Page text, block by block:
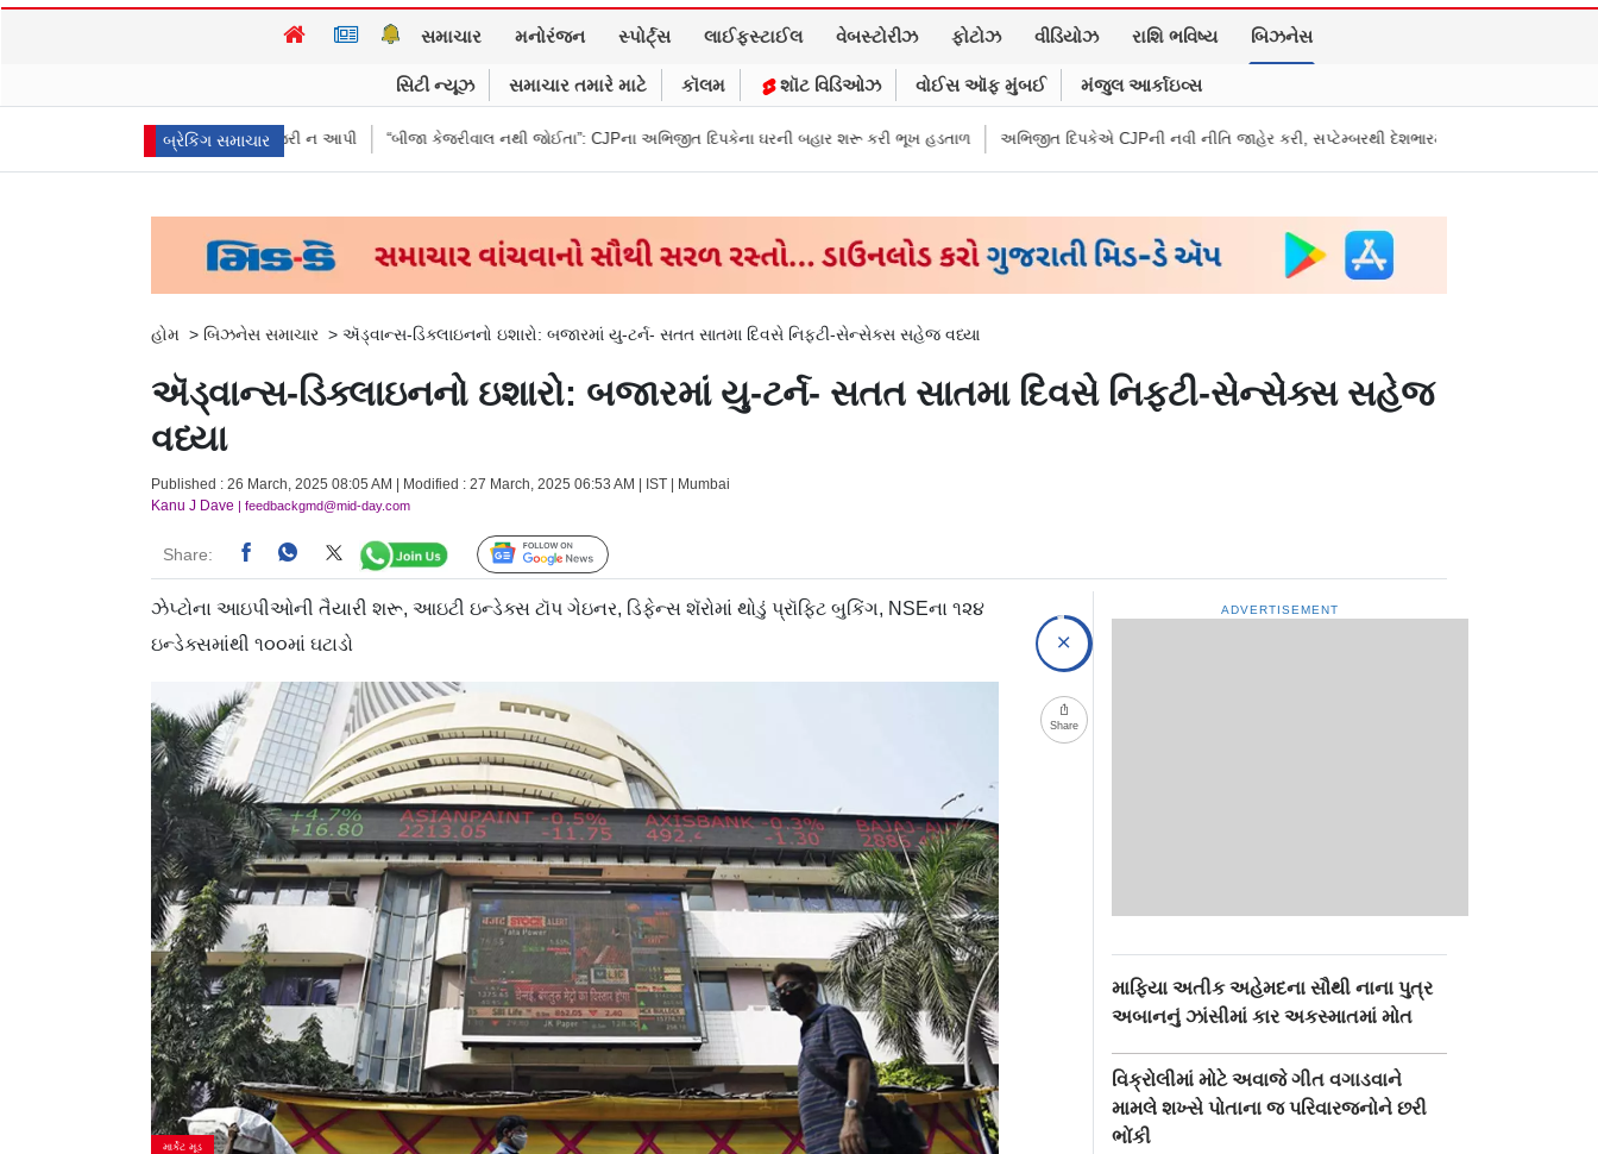
સમાચાર મનોરંજન સ્પોર્ટ્સ લાઈફસ્ટાઈલ વેબસ્ટોરીઝ ફોટોઝ વીડિયોઝ રાશિ ભવિષ્ય બિઝનેસ
સિટી ન્યૂઝ સમાચાર તમારે માટે કૉલમ શૉટ વિડિઓઝ વોઈસ ઑફ મુંબઈ મંજુલ આર્કાઇવ્સ
બ્રેકિંગ સમાચાર
પૈસા મોકલાવ્યા પણ હાજરી ન આપી “બીજા કેજરીવાલ નથી જોઈતા”: CJPના અભિજીત દિપકેના ઘરની બહાર શરૂ કરી ભૂખ હડતાળ અભિજીત દિપકેએ CJPની નવી નીતિ જાહેર કરી, સપ્ટેમ્બરથી દેશભારમાં થશે શરૂ તુકારામ મુંઢે On Fire:
હોમ > બિઝનેસ સમાચાર > ઍડ્વાન્સ-ડિક્લાઇનનો ઇશારો: બજારમાં યુ-ટર્ન- સતત સાતમા દિવસે નિફ્ટી-સેન્સેક્સ સહેજ વધ્યા
ઍડ્વાન્સ-ડિક્લાઇનનો ઇશારો: બજારમાં યુ-ટર્ન- સતત સાતમા દિવસે નિફ્ટી-સેન્સેક્સ સહેજ
વધ્યા
Published : 26 March, 2025 08:05 AM | Modified : 27 March, 2025 06:53 AM | IST | Mumbai
Kanu J Dave | feedbackgmd@mid-day.com
Share: Follow Us
ઝેપ્ટોના આઇપીઓની તૈયારી શરૂ, આઇટી ઇન્ડેક્સ ટૉપ ગેઇનર, ડિફેન્સ શૅરોમાં થોડું પ્રૉફિટ બુકિંગ, NSEના ૧૨૪
ઇન્ડેક્સમાંથી ૧૦૦માં ઘટાડો
માર્કેટ મૂડ
Share
ADVERTISEMENT
માફિયા અતીક અહેમદના સૌથી નાના પુત્ર
અબાનનું ઝાંસીમાં કાર અકસ્માતમાં મોત
વિક્રોલીમાં મોટે અવાજે ગીત વગાડવાને
મામલે શખ્સે પોતાના જ પરિવારજનોને છરી
ભોંકી